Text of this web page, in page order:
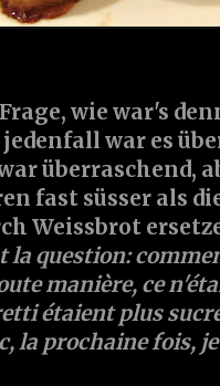
wie war's
war es
überraschend,
fast süsser als
Weissbrot
question:
manière, ce
étaient plus
la prochaine fois,